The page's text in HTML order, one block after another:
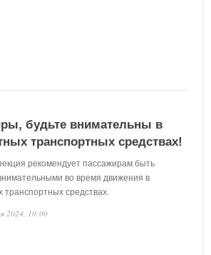
будьте внимательны в
транспортных средствах!
рекомендует пассажирам быть
во время движения в
средствах.
2024, 10:00